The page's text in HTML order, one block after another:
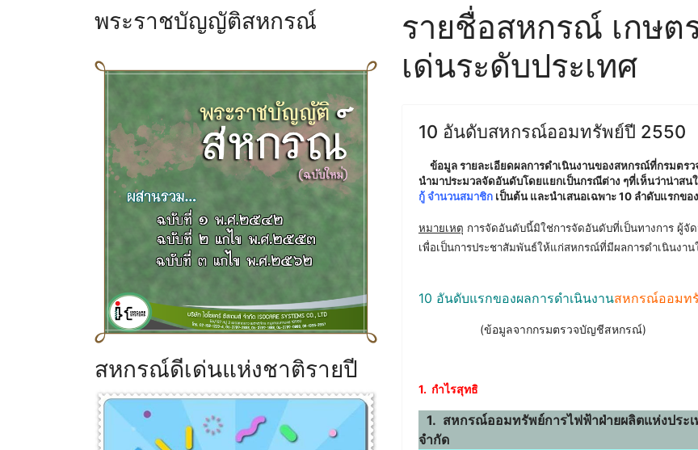
พระราชบัญญัติสหกรณ์
สหกรณ์ดีเด่นแห่งชาติรายปี
รายชื่อสหกรณ์ เกษต
เด่นระดับประเทศ
10 อันดับสหกรณ์ออมทรัพย์ปี 2550
ข้อมูล รายละเอียดผลการดำเนินงานของสหกรณ์ที่กรมตร
นำมาประมวลจัดอันดับโดยแยกเป็นกรณีต่าง ๆที่เห็นว่าน่าสน
กู้ จำนวนสมาชิก เป็นต้น และนำเสนอเฉพาะ 10 ลำดับแรกข
หมายเหตุ การจัดอันดับนี้มิใช่การจัดอันดับที่เป็นทางการ ผู้จั
เพื่อเป็นการประชาสัมพันธ์ให้แก่สหกรณ์ที่มีผลการดำเนินง
10 อันดับแรกของผลการดำเนินงานสหกรณ์ออมท
(ข้อมูลจากกรมตรวจบัญชีสหกรณ์)
1. กำไรสุทธิ
1. สหกรณ์ออมทรัพย์การไฟฟ้าฝ่ายผลิตแห่งประเ
จำกัด